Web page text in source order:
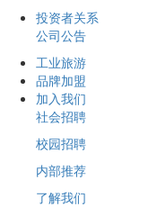
投资者关系
公司公告
工业旅游
品牌加盟
加入我们
社会招聘
校园招聘
内部推荐
了解我们